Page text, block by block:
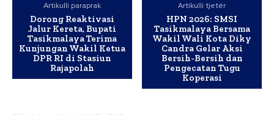
Artikulli paraprak
Dorong Reaktivasi
Jalur Kereta, Bupati
Tasikmalaya Terima
Kunjungan Wakil Ketua
DPR RI di Stasiun
Rajapolah
Artikulli tjetër
HPN 2026: SMSI
Tasikmalaya Bersama
Wakil Wali Kota Diky
Candra Gelar Aksi
Bersih-Bersih dan
Pengecatan Tugu
Koperasi